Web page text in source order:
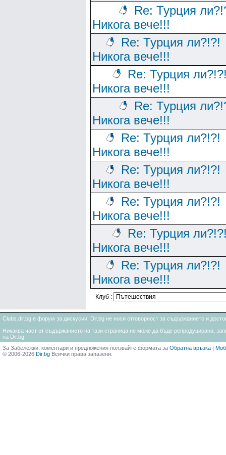
Re: Турция
Никога вече!!!
Re: Турция ли?!?!
Никога вече!!!
Re: Турция
Никога вече!!!
Re: Турция
Никога вече!!!
Re: Турция ли?!?!
Никога вече!!!
Re: Турция ли?!?!
Никога вече!!!
Re: Турция ли?!?!
Никога вече!!!
Re: Турция
Никога вече!!!
Re: Турция ли?!?!
Никога вече!!!
Клуб :
Clubs.dir.bg е форум за дискусии. Dir.bg не носи отговорност за съдържанието и
Никаква част от съдържанието на тази страница не може да бъде репродуцирана,
на Dir.bg
За Забележки, коментари и предложения ползвайте формата за Обратна връзка |
© 2006-2026 Dir.bg Всички права запазени.